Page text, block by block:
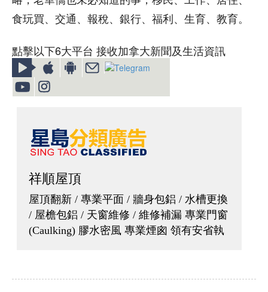
食玩買、交通、報稅、銀行、福利、生育、教育。
點擊以下6大平台 接收加拿大新聞及生活資訊